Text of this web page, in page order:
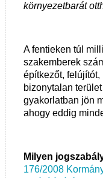
környezetbarát
A fentieken túl
szakemberek
építkezőt,
bizonytalan
gyakorlatban jön
ahogy eddig
Milyen
176/2008